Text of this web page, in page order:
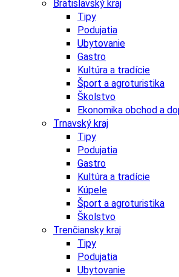
Bratislavský kraj
Tipy
Podujatia
Ubytovanie
Gastro
Kultúra a tradície
Šport a agroturistika
Školstvo
Ekonomika obchod a
Trnavský kraj
Tipy
Podujatia
Gastro
Kultúra a tradície
Kúpele
Šport a agroturistika
Školstvo
Trenčiansky kraj
Tipy
Podujatia
Ubytovanie